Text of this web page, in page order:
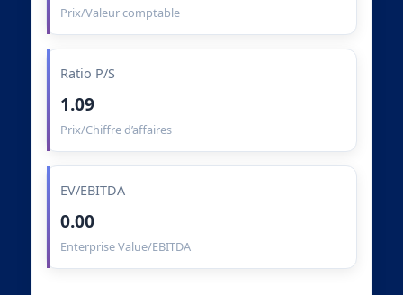
Prix/Valeur comptable
Ratio P/S
1.09
Prix/Chiffre d’affaires
EV/EBITDA
0.00
Enterprise Value/EBITDA